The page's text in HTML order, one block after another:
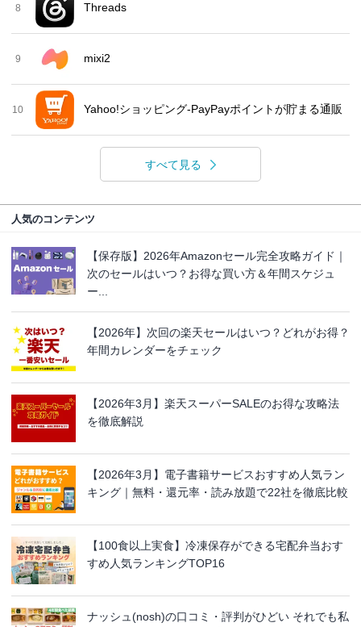
8 Threads
9 mixi2
10 Yahoo!ショッピング-PayPayポイントが貯まる通販
すべて見る
人気のコンテンツ
【保存版】2026年Amazonセール完全攻略ガイド｜
次のセールはいつ？お得な買い方＆年間スケジュ
ー...
【2026年】次回の楽天セールはいつ？どれがお得？
年間カレンダーをチェック
【2026年3月】楽天スーパーSALEのお得な攻略法
を徹底解説
【2026年3月】電子書籍サービスおすすめ人気ラン
キング｜無料・還元率・読み放題で22社を徹底比較
【100食以上実食】冷凍保存ができる宅配弁当おす
すめ人気ランキングTOP16
ナッシュ(nosh)の口コミ・評判がひどい それでも私